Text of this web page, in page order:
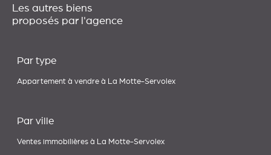
Les autres biens
proposés par l'agence
Par type
Appartement à vendre à La Motte-Servolex
Par ville
Ventes immobilières à La Motte-Servolex